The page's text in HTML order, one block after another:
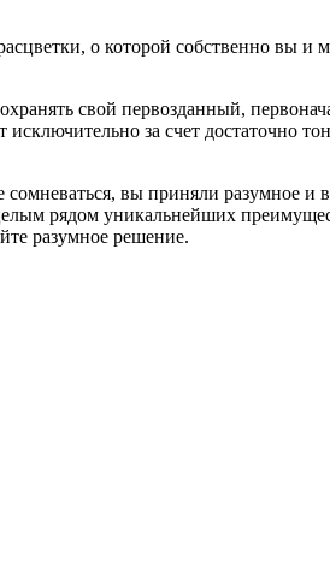
о которой собственно вы и
свой первозданный,
за счет достаточно
вы приняли разумное и
рядом уникальнейших
разумное решение.